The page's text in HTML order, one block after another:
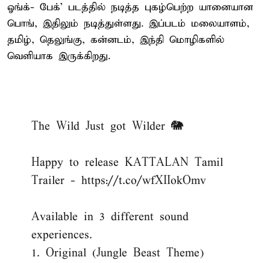
ஓங்க்- பேக்’ படத்தில் நடித்த புகழ்பெற்ற யானையான
பொங், இதிலும் நடித்துள்ளது. இப்படம் மலையாளம்,
தமிழ், தெலுங்கு, கன்னடம், இந்தி மொழிகளில்
வெளியாக இருக்கிறது.
The Wild Just got Wilder 🐘
Happy to release KATTALAN Tamil
Trailer - https://t.co/wfXIIokOmv
Available in 3 different sound
experiences.
1. Original (Jungle Beast Theme)